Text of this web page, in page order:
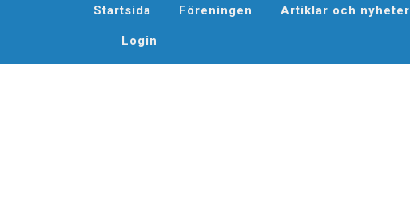
Startsida Föreningen Artiklar och nyheter
Login